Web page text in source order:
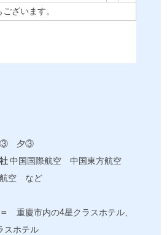
ざいます。
夕③
中国国際航空 中国東方航空
空 など
＝重慶市内の4星クラスホテル、
スホテル